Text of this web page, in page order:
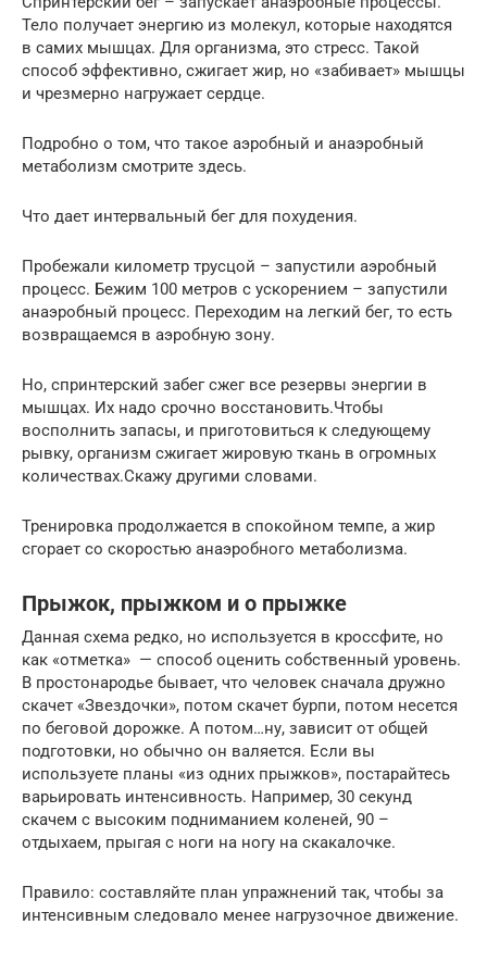
Тело получает энергию из молекул, которые находятся
в самих мышцах. Для организма, это стресс. Такой
способ эффективно, сжигает жир, но «забивает» мышцы
и чрезмерно нагружает сердце.
Подробно о том, что такое аэробный и анаэробный
метаболизм смотрите здесь.
Что дает интервальный бег для похудения.
Пробежали километр трусцой – запустили аэробный
процесс. Бежим 100 метров с ускорением – запустили
анаэробный процесс. Переходим на легкий бег, то есть
возвращаемся в аэробную зону.
Но, спринтерский забег сжег все резервы энергии в
мышцах. Их надо срочно восстановить.Чтобы
восполнить запасы, и приготовиться к следующему
рывку, организм сжигает жировую ткань в огромных
количествах.Скажу другими словами.
Тренировка продолжается в спокойном темпе, а жир
сгорает со скоростью анаэробного метаболизма.
Прыжок, прыжком и о прыжке
Данная схема редко, но используется в кроссфите, но
как «отметка» — способ оценить собственный уровень.
В простонародье бывает, что человек сначала дружно
скачет «Звездочки», потом скачет бурпи, потом несется
по беговой дорожке. А потом…ну, зависит от общей
подготовки, но обычно он валяется. Если вы
используете планы «из одних прыжков», постарайтесь
варьировать интенсивность. Например, 30 секунд
скачем с высоким подниманием коленей, 90 –
отдыхаем, прыгая с ноги на ногу на скакалочке.
Правило: составляйте план упражнений так, чтобы за
интенсивным следовало менее нагрузочное движение.